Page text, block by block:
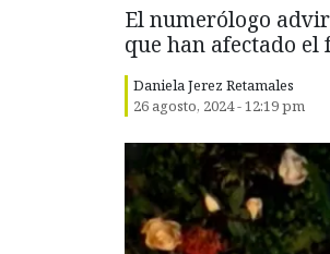
El numerólogo
que han afectado
Daniela Jerez Retamales
26 agosto, 2024 - 12:19 pm